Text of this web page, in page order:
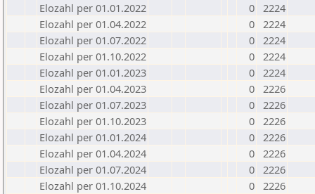
Elozahl per 01.01.2022
0 2224
Elozahl per 01.04.2022
0 2224
Elozahl per 01.07.2022
0 2224
Elozahl per 01.10.2022
0 2224
Elozahl per 01.01.2023
0 2224
Elozahl per 01.04.2023
0 2226
Elozahl per 01.07.2023
0 2226
Elozahl per 01.10.2023
0 2226
Elozahl per 01.01.2024
0 2226
Elozahl per 01.04.2024
0 2226
Elozahl per 01.07.2024
0 2226
Elozahl per 01.10.2024
0 2226